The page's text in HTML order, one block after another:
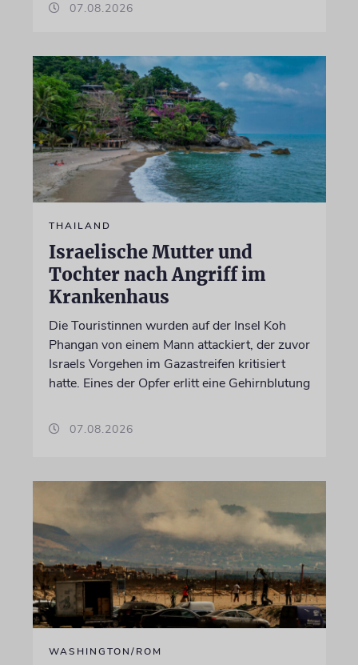
07.08.2026
THAILAND
Israelische Mutter und
Tochter nach Angriff im
Krankenhaus
Die Touristinnen wurden auf der Insel Koh
Phangan von einem Mann attackiert, der zuvor
Israels Vorgehen im Gazastreifen kritisiert
hatte. Eines der Opfer erlitt eine Gehirnblutung
07.08.2026
WASHINGTON/ROM